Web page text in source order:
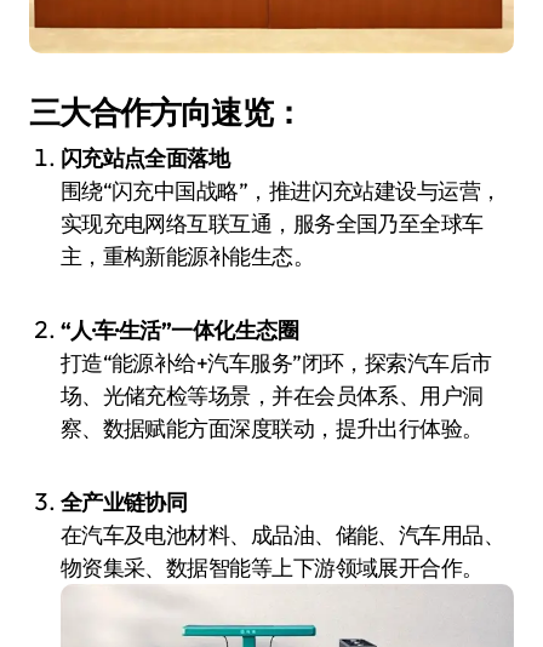
三大合作方向速览：
闪充站点全面落地
围绕“闪充中国战略”，推进闪充站建设与运营，
实现充电网络互联互通，服务全国乃至全球车
主，重构新能源补能生态。
“人·车·生活”一体化生态圈
打造“能源补给+汽车服务”闭环，探索汽车后市
场、光储充检等场景，并在会员体系、用户洞
察、数据赋能方面深度联动，提升出行体验。
全产业链协同
在汽车及电池材料、成品油、储能、汽车用品、
物资集采、数据智能等上下游领域展开合作。